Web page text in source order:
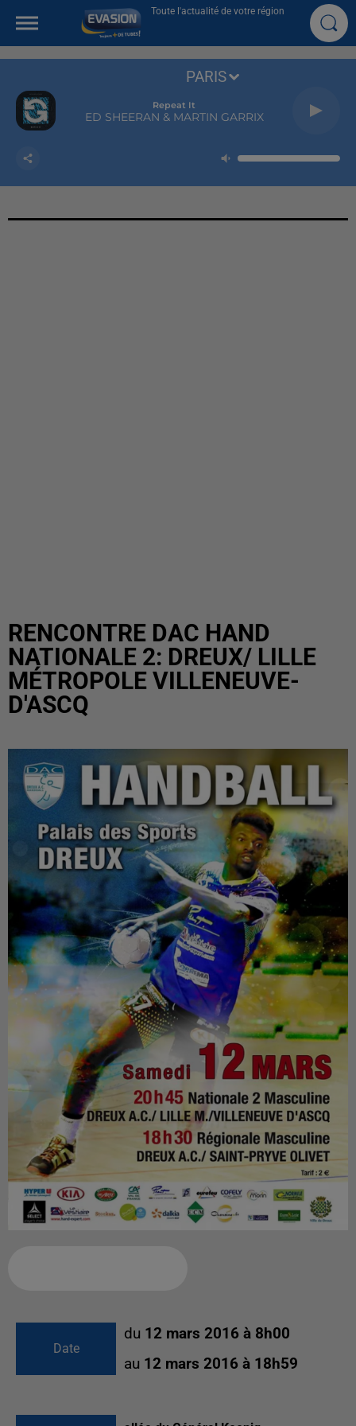
Toute l'actualité de votre région
Repeat It
ED SHEERAN & MARTIN GARRIX
PARIS
RENCONTRE DAC HAND
NATIONALE 2: DREUX/ LILLE
MÉTROPOLE VILLENEUVE-
D'ASCQ
Date
du 12 mars 2016 à 8h00
au 12 mars 2016 à 18h59